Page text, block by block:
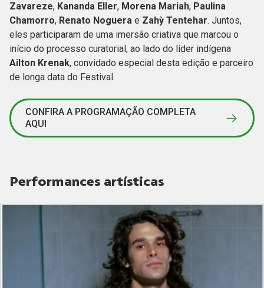
Zavareze, Kananda Eller, Morena Mariah, Paulina
Chamorro, Renato Noguera e Zahỳ Tentehar. Juntos,
eles participaram de uma imersão criativa que marcou o
início do processo curatorial, ao lado do líder indígena
Ailton Krenak, convidado especial desta edição e parceiro
de longa data do Festival.
CONFIRA A PROGRAMAÇÃO COMPLETA
AQUI
Performances artísticas